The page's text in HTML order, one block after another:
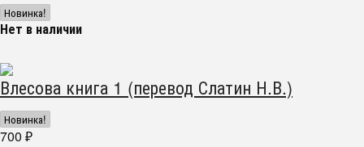
Новинка!
Нет в наличии
Влесова книга 1 (перевод Слатин Н.В.)
Новинка!
700 ₽